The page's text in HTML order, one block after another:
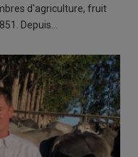
d'agriculture, fruit
Depuis…